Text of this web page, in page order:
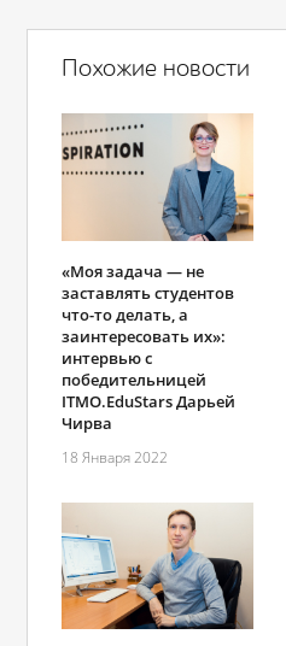
Похожие новости
«Моя задача ― не
заставлять студентов
что-то делать, а
заинтересовать их»:
интервью с
победительницей
ITMO.EduStars Дарьей
Чирва
18 Января 2022